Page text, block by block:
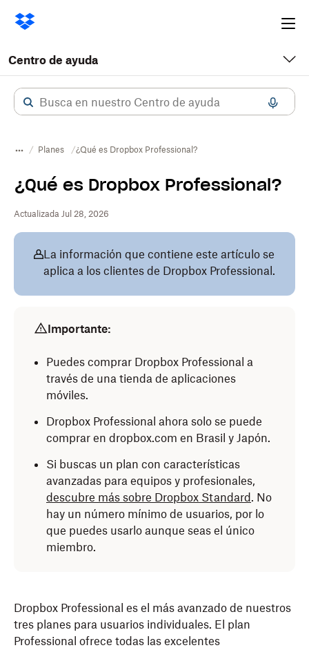
Centro de ayuda
Planes ¿Qué es Dropbox Professional?
¿Qué es Dropbox Professional?
Actualizada Jul 28, 2026
La información que contiene este artículo se
aplica a los clientes de Dropbox Professional.
Importante:
Puedes comprar Dropbox Professional a
través de una tienda de aplicaciones
móviles.
Dropbox Professional ahora solo se puede
comprar en dropbox.com en Brasil y Japón.
Si buscas un plan con características
avanzadas para equipos y profesionales,
descubre más sobre Dropbox Standard . No
hay un número mínimo de usuarios, por lo
que puedes usarlo aunque seas el único
miembro.
Dropbox Professional es el más avanzado de nuestros
tres planes para usuarios individuales. El plan
Professional ofrece todas las excelentes